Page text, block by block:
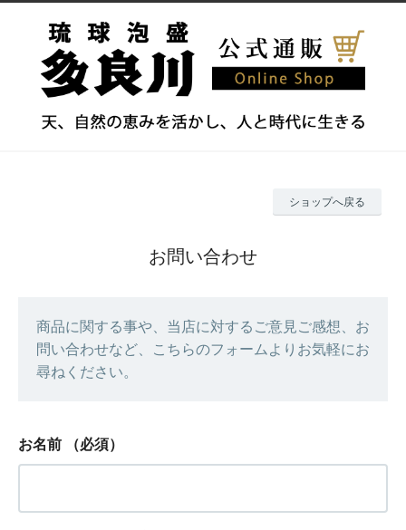
ショップへ戻る
お問い合わせ
商品に関する事や、当店に対するご意見ご感想、お
問い合わせなど、こちらのフォームよりお気軽にお
尋ねください。
お名前 （必須）